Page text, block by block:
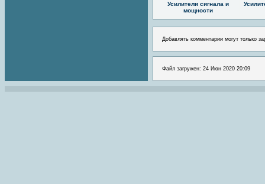
Усилители сигнала и
мощности
Добавлять комментарии могут только
Файл загружен: 24 Июн 2020 20:09